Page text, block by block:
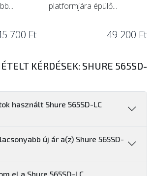
700 Ft
platformjára épülő...
49 200 Ft
KÉRDÉSEK: SHURE 565SD-
használt Shure 565SD-LC
új ár a(z) Shure 565SD-
el a Shure 565SD-LC